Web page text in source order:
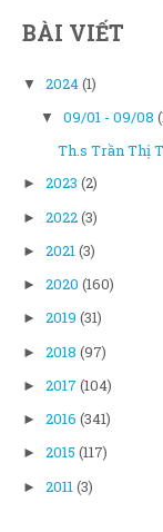
BÀI VIẾT
▼ 2024(1)
▼ 09/01 - 09/08
Th.s Trần Thị
► 2023 (2)
► 2022(3)
► 2021(3)
► 2020 (160)
► 2019 (31)
► 2018 (97)
► 2017 (104)
► 2016 (341)
► 2015 (117)
► 2011(3)